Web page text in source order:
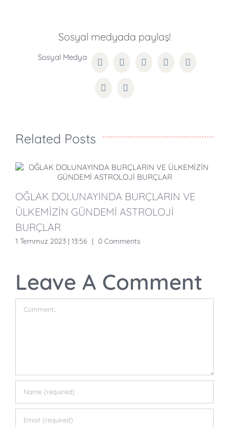
Sosyal medyada paylaş!
FacebookTwitterRedditLinkedInWhatsApp
PinterestEmail
Related Posts
OĞLAK DOLUNAYINDA BURÇLARIN VE
ÜLKEMİZİN GÜNDEMİ ASTROLOJİ
BURÇLAR
1 Temmuz 2023 | 13:56 | 0 Comments
Leave A Comment
Comment